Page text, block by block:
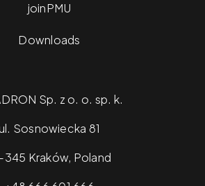
joinPMU
Downloads
Sp. z o. o. sp. k.
Sosnowiecka 81
345 Kraków, Poland